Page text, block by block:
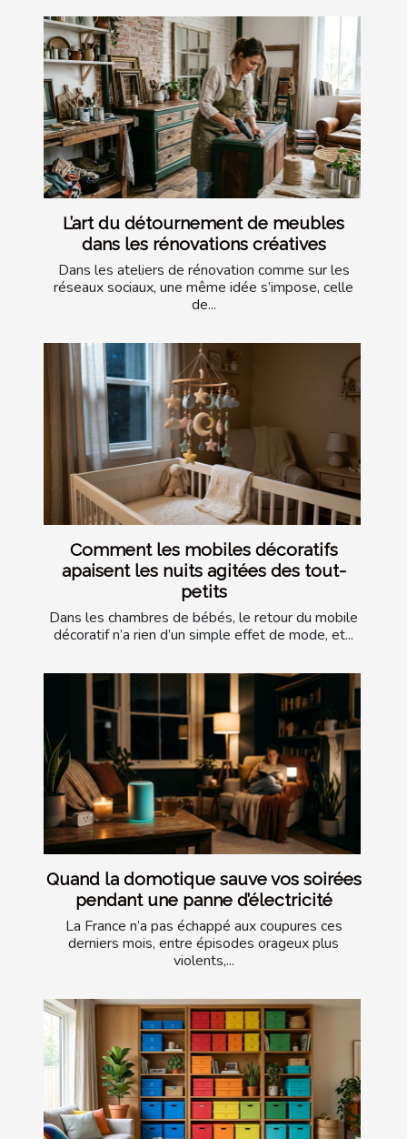
L’art du détournement de meubles
dans les rénovations créatives
Dans les ateliers de rénovation comme sur les
réseaux sociaux, une même idée s’impose, celle
de...
Comment les mobiles décoratifs
apaisent les nuits agitées des tout-
petits
Dans les chambres de bébés, le retour du mobile
décoratif n’a rien d’un simple effet de mode, et...
Quand la domotique sauve vos soirées
pendant une panne d’électricité
La France n’a pas échappé aux coupures ces
derniers mois, entre épisodes orageux plus
violents,...